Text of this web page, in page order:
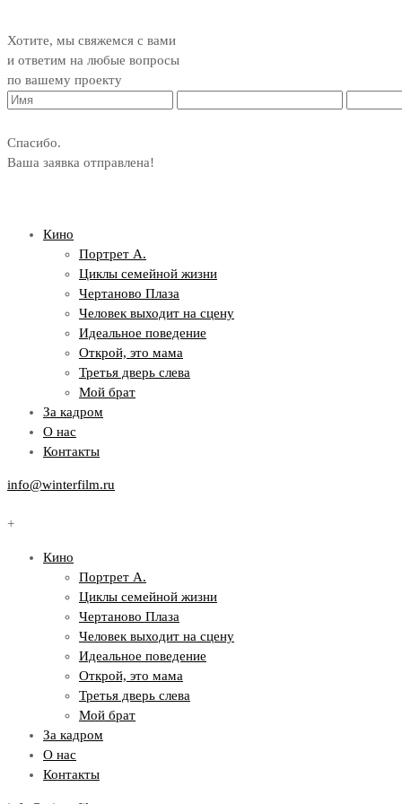
Хотите, мы свяжемся с вами
и ответим на любые вопросы
по вашему проекту
Спасибо.
Ваша заявка отправлена!
Кино
Портрет А.
Циклы семейной жизни
Чертаново Плаза
Человек выходит на сцену
Идеальное поведение
Открой, это мама
Третья дверь слева
Мой брат
За кадром
О нас
Контакты
info@winterfilm.ru
+
Кино
Портрет А.
Циклы семейной жизни
Чертаново Плаза
Человек выходит на сцену
Идеальное поведение
Открой, это мама
Третья дверь слева
Мой брат
За кадром
О нас
Контакты